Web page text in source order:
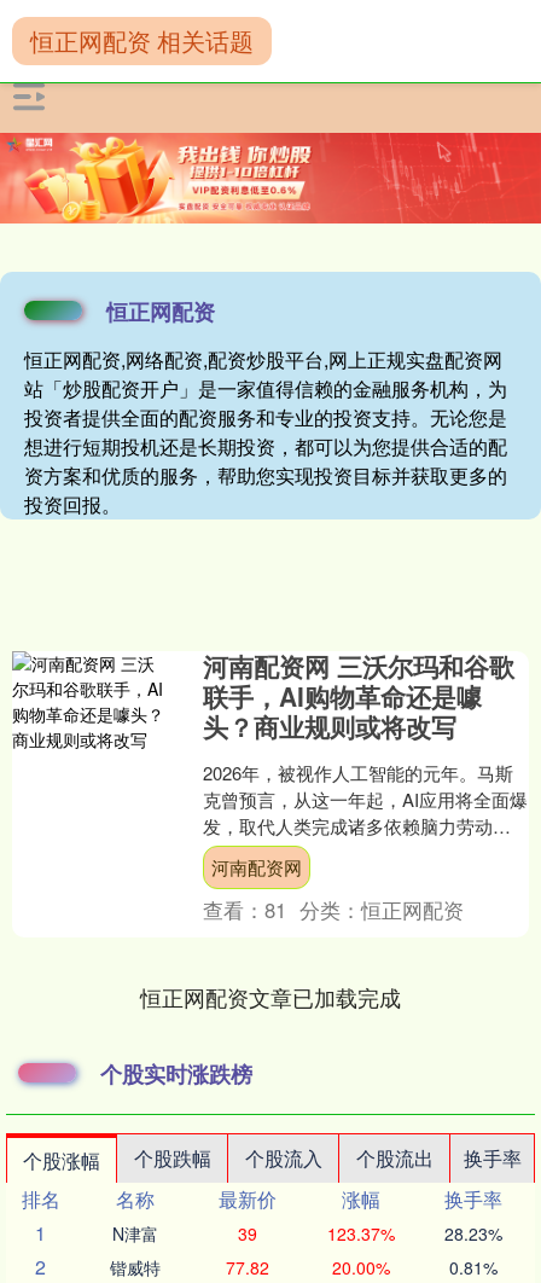
恒正网配资
恒正网配资,网络配资,配资炒股平台,网上正规实盘配资网
站「炒股配资开户」是一家值得信赖的金融服务机构，为
投资者提供全面的配资服务和专业的投资支持。无论您是
想进行短期投机还是长期投资，都可以为您提供合适的配
资方案和优质的服务，帮助您实现投资目标并获取更多的
投资回报。
恒正网配资 相关话题
河南配资网 三沃尔玛和谷歌
联手，AI购物革命还是噱
头？商业规则或将改写
2026年，被视作人工智能的元年。马斯
克曾预言，从这一年起，AI应用将全面爆
发，取代人类完成诸多依赖脑力劳动的
任务。如今，这一愿景的雏形已在零售
业显现——当沃尔....
河南配资网
查看：81 分类：恒正网配资
恒正网配资文章已加载完成
个股实时涨跌榜
个股涨幅 个股跌幅 个股流入 个股流出
换手率
排名
名称 最新价 涨幅
换手率
1
N津富 39 123.37% 28.23%
2 锴威特 77.82 20.00% 0.81%